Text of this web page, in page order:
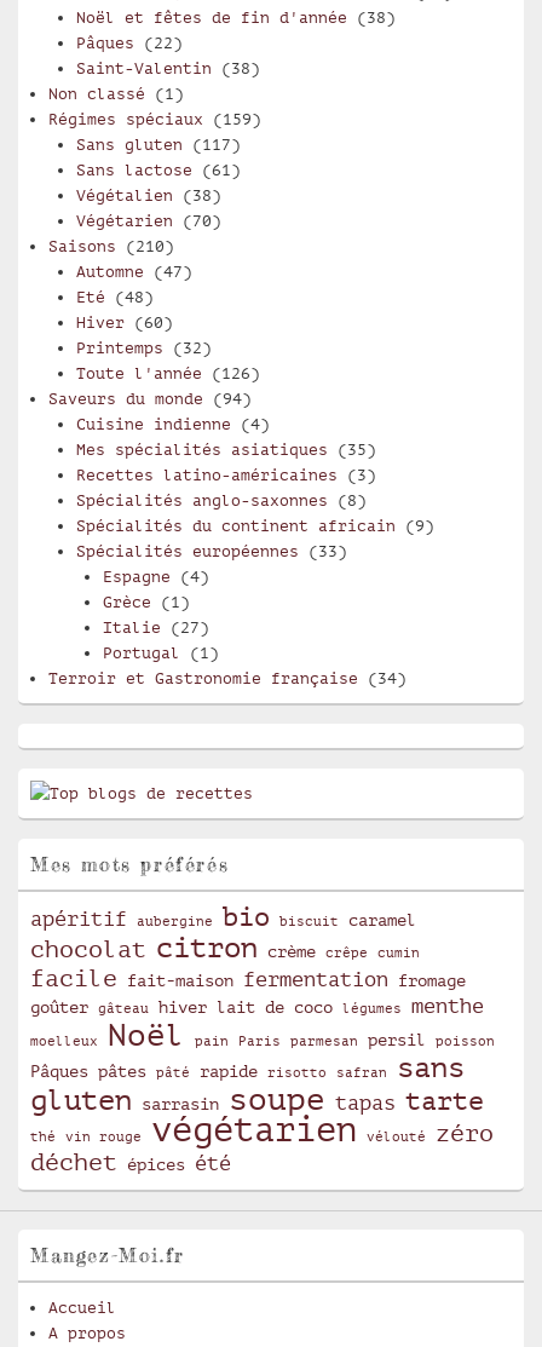
Noël et fêtes de fin d'année (38)
Pâques (22)
Saint-Valentin (38)
Non classé (1)
Régimes spéciaux (159)
Sans gluten (117)
Sans lactose (61)
Végétalien (38)
Végétarien (70)
Saisons (210)
Automne (47)
Eté (48)
Hiver(60)
Printemps (32)
Toute l'année (126)
Saveurs du monde (94)
Cuisine indienne (4)
Mes spécialités asiatiques (35)
Recettes latino-américaines (3)
Spécialités anglo-saxonnes (8)
Spécialités du continent africain (9)
Spécialités européennes (33)
Espagne (4)
Grèce (1)
Italie (27)
Portugal
(1)
Terroir et Gastronomie française (34)
Mes mots préférés
apéritif aubergine bio biscuit caramel
chocolat citron crème crêpe cumin
facile fait-maison fermentation
fromage
goûter
gâteau hiver lait de coco légumes menthe
moelleux Noël pain Paris parmesan persil poisson
Pâques pâtes pâté rapide risotto safran
sans
gluten
sarrasin soupe tapas tarte
thé vin rouge végétarien vélouté
zéro
déchet
épices été
Mangez-Moi.fr
Accueil
A propos